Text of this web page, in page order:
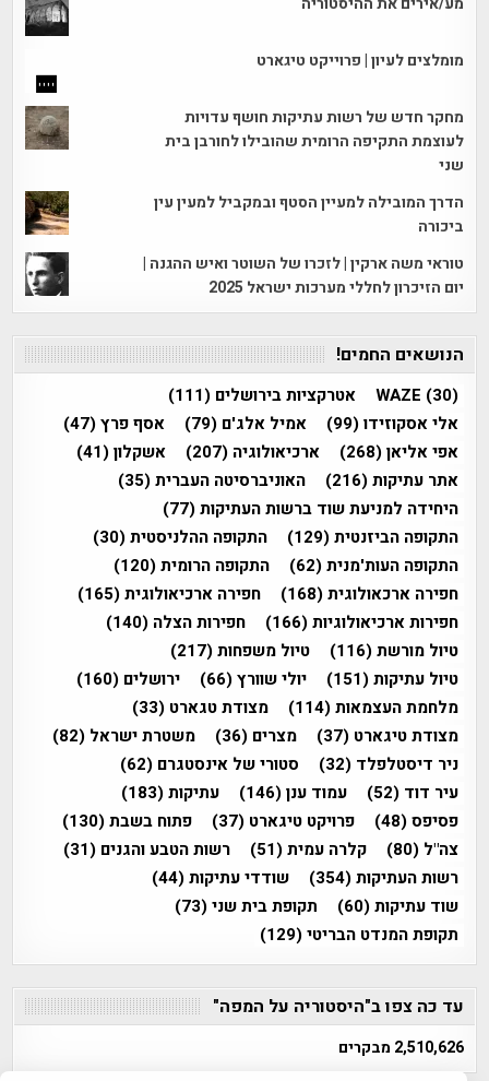
מומלצים לעיון | פרוייקט טיגארט
מחקר חדש של רשות עתיקות חושף עדויות
לעוצמת התקיפה הרומית שהובילו לחורבן בית
שני
הדרך המובילה למעיין הסטף ובמקביל למעין עין
ביכורה
טוראי משה ארקין | לזכרו של השוטר ואיש ההגנה |
יום הזיכרון לחללי מערכות ישראל 2025
הנושאים החמים!
WAZE (30) אטרקציות בירושלים (111)
אלי אסקוזידו(99) אמיל אלג'ם (79) אסף פרץ(47)
אפי אליאן(268) ארכיאולוגיה (207) אשקלון(41)
אתר עתיקות(216) האוניברסיטה העברית(35)
היחידה למניעת שוד ברשות העתיקות(77)
התקופה הביזנטית(129) התקופה ההלניסטית(30)
התקופה העות'מנית(62) התקופה הרומית(120)
חפירה ארכאולוגית(168) חפירה ארכיאולוגית(165)
חפירות ארכיאולוגיות(166) חפירות הצלה (140)
טיול מורשת(116) טיול משפחות(217)
טיול עתיקות(151) יולי שוורץ(66) ירושלים (160)
מלחמת העצמאות(114) מצודת טגארט (33)
מצודת טיגארט (37) מצרים (36) משטרת ישראל (82)
ניר דיסטלפלד (32) סטורי של אינסטגרם (62)
עיר דוד (52) עמוד ענן(146) עתיקות(183)
פסיפס(48) פרויקט טיגארט (37) פתוח בשבת(130)
צה"ל (80) קלרה עמית(51) רשות הטבע והגנים (31)
רשות העתיקות(354) שודדי עתיקות(44)
שוד עתיקות(60) תקופת בית שני(73)
תקופת המנדט הבריטי(129)
עד כה צפו ב"היסטוריה על המפה"
2,510,626 מבקרים